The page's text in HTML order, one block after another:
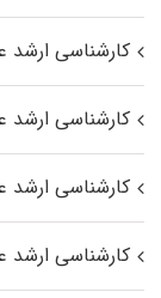
کارشناسی ارشد
کارشناسی ارشد
کارشناسی ارشد
کارشناسی ارشد